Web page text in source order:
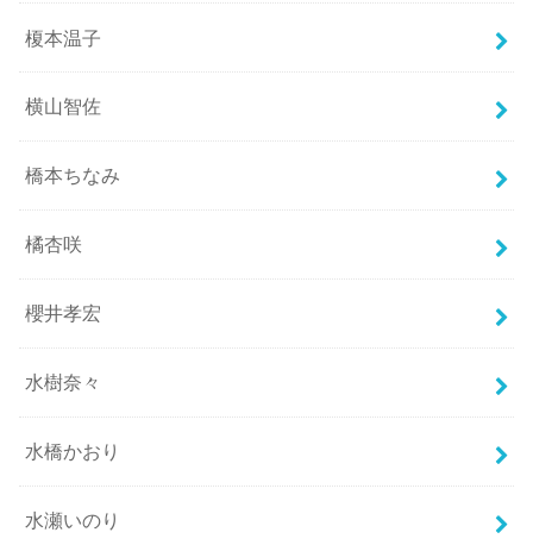
榎本温子
横山智佐
橋本ちなみ
橘杏咲
櫻井孝宏
水樹奈々
水橋かおり
水瀬いのり